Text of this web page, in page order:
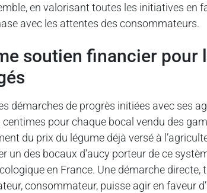
en valorisant toutes les initiatives en
avec les attentes des consommateurs.
démarches de progrès initiées avec ses
centimes pour chaque bocal vendu des
du prix du légume déjà versé à
un des bocaux d’aucy porteur de ce
en France. Une démarche directe,
consommateur, puisse agir en faveur